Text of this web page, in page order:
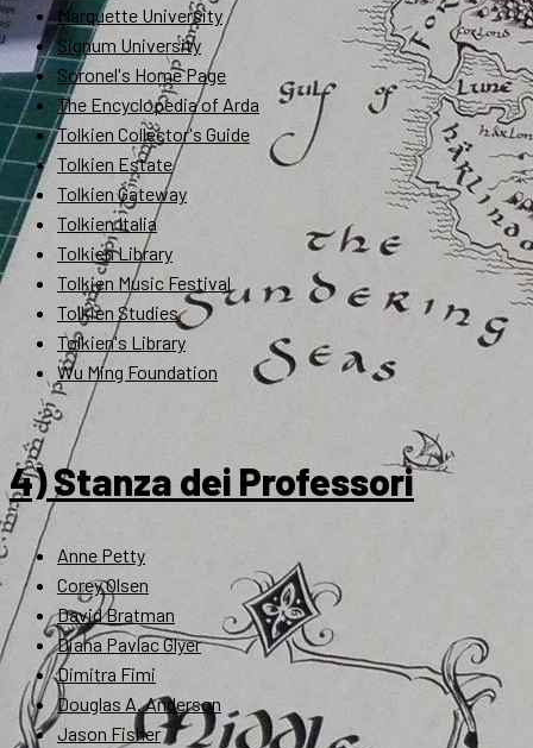
Marquette University
Signum University
Soronel's Home Page
The Encyclopedia of Arda
Tolkien Collector's Guide
Tolkien Estate
Tolkien Gateway
Tolkien Italia
Tolkien Library
Tolkien Music Festival
Tolkien Studies
Tolkien's Library
Wu Ming Foundation
4) Stanza dei Professori
Anne Petty
Corey Olsen
David Bratman
Diana Pavlac Glyer
Dimitra Fimi
Douglas A. Anderson
Jason Fisher